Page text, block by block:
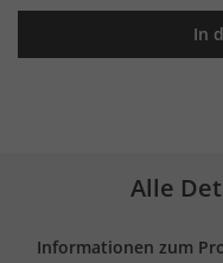
In
Alle
Informationen zum